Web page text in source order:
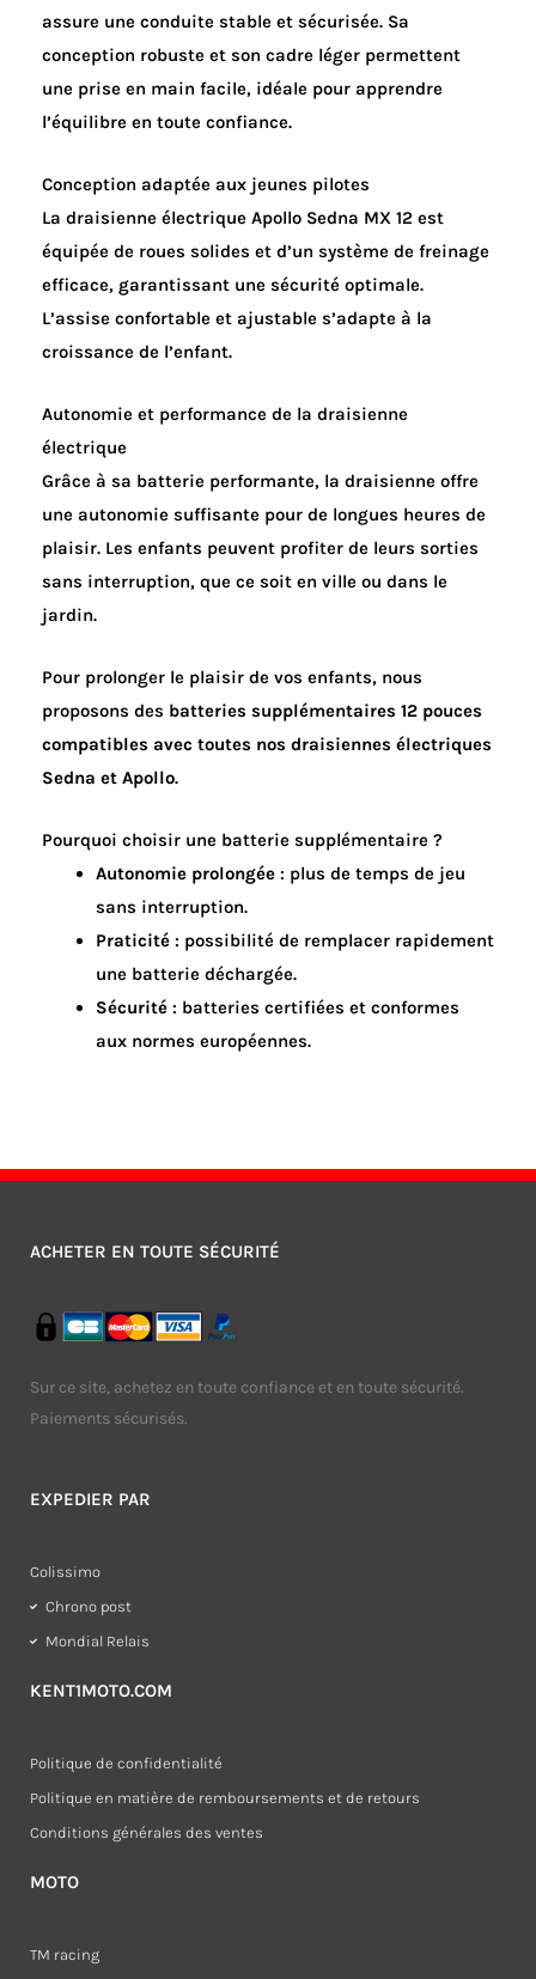
assure une conduite stable et sécurisée. Sa
conception robuste et son cadre léger permettent
une prise en main facile, idéale pour apprendre
l’équilibre en toute confiance.
Conception adaptée aux jeunes pilotes
La draisienne électrique Apollo Sedna MX 12 est
équipée de roues solides et d’un système de freinage
efficace, garantissant une sécurité optimale.
L’assise confortable et ajustable s’adapte à la
croissance de l’enfant.
Autonomie et performance de la draisienne
électrique
Grâce à sa batterie performante, la draisienne offre
une autonomie suffisante pour de longues heures de
plaisir. Les enfants peuvent profiter de leurs sorties
sans interruption, que ce soit en ville ou dans le
jardin.
Pour prolonger le plaisir de vos enfants, nous
proposons des batteries supplémentaires 12 pouces
compatibles avec toutes nos draisiennes électriques
Sedna et Apollo.
Pourquoi choisir une batterie supplémentaire ?
Autonomie prolongée : plus de temps de jeu
sans interruption.
Praticité : possibilité de remplacer rapidement
une batterie déchargée.
Sécurité : batteries certifiées et conformes
aux normes européennes.
MOTO
TM racing
KENT1MOTO.COM
Politique de confidentialité
Politique en matière de remboursements et de retours
Conditions générales des ventes
EXPEDIER PAR
Colissimo
Chrono post
Mondial Relais
ACHETER EN TOUTE SÉCURITÉ
Sur ce site, achetez en toute confiance et en toute sécurité.
Paiements sécurisés.